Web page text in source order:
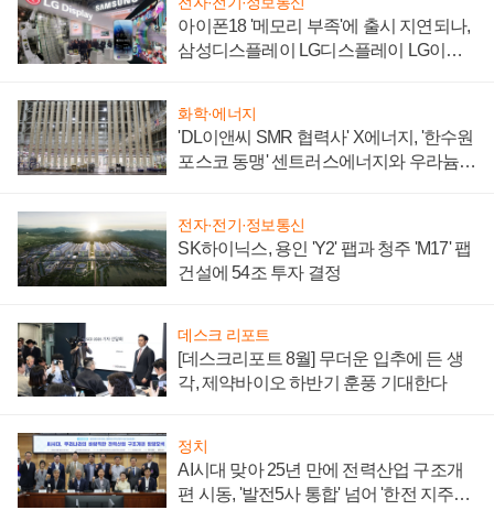
아이폰18 '메모리 부족'에 출시 지연되나,
삼성디스플레이 LG디스플레이 LG이노
화학·에너지
'DL이앤씨 SMR 협력사' X에너지, '한수원
포스코 동맹' 센트러스에너지와 우라늄
전자·전기·정보통신
SK하이닉스, 용인 'Y2' 팹과 청주 'M17' 팹
건설에 54조 투자 결정
데스크 리포트
[데스크리포트 8월] 무더운 입추에 든 생
각, 제약바이오 하반기 훈풍 기대한다
정치
AI시대 맞아 25년 만에 전력산업 구조개
편 시동, '발전5사 통합' 넘어 '한전 지주사'